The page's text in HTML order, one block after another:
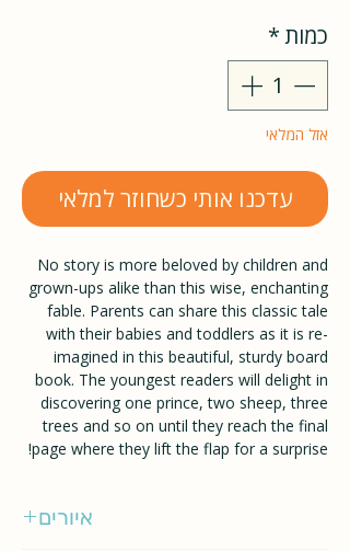
כמות*
אזל המלאי
עדכנו אותי כשחוזר למלאי
No story is more beloved by children and
grown-ups alike than this wise, enchanting
fable. Parents can share this classic tale
with their babies and toddlers as it is re-
imagined in this beautiful, sturdy board
book. The youngest readers will delight in
discovering one prince, two sheep, three
trees and so on until they reach the final
page where they lift the flap for a surprise!
איורים